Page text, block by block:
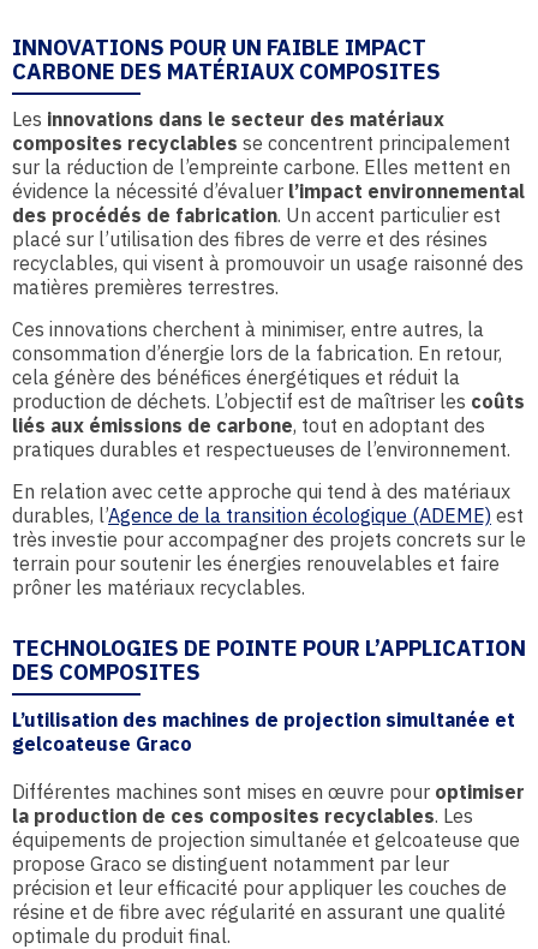
INNOVATIONS POUR UN FAIBLE IMPACT
CARBONE DES MATÉRIAUX COMPOSITES
Les innovations dans le secteur des matériaux
composites recyclables se concentrent principalement
sur la réduction de l’empreinte carbone. Elles mettent en
évidence la nécessité d’évaluer l’impact environnemental
des procédés de fabrication. Un accent particulier est
placé sur l’utilisation des fibres de verre et des résines
recyclables, qui visent à promouvoir un usage raisonné des
matières premières terrestres.
Ces innovations cherchent à minimiser, entre autres, la
consommation d’énergie lors de la fabrication. En retour,
cela génère des bénéfices énergétiques et réduit la
production de déchets. L’objectif est de maîtriser les coûts
liés aux émissions de carbone, tout en adoptant des
pratiques durables et respectueuses de l’environnement.
En relation avec cette approche qui tend à des matériaux
durables, l’Agence de la transition écologique (ADEME) est
très investie pour accompagner des projets concrets sur le
terrain pour soutenir les énergies renouvelables et faire
prôner les matériaux recyclables.
TECHNOLOGIES DE POINTE POUR L’APPLICATION
DES COMPOSITES
L’utilisation des machines de projection simultanée et
gelcoateuse Graco
Différentes machines sont mises en œuvre pour optimiser
la production de ces composites recyclables. Les
équipements de projection simultanée et gelcoateuse que
propose Graco se distinguent notamment par leur
précision et leur efficacité pour appliquer les couches de
résine et de fibre avec régularité en assurant une qualité
optimale du produit final.